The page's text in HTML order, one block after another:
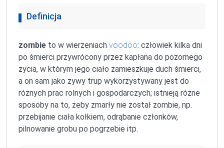
Definicja
zombie to w wierzeniach voodoo: człowiek kilka dni
po śmierci przywrócony przez kapłana do pozornego
życia, w którym jego ciało zamieszkuje duch śmierci,
a on sam jako żywy trup wykorzystywany jest do
różnych prac rolnych i gospodarczych; istnieją różne
sposoby na to, żeby zmarły nie został zombie, np.
przebijanie ciała kołkiem, odrąbanie członków,
pilnowanie grobu po pogrzebie itp.